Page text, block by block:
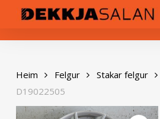
content
Heim Felgur Stakar felgur
D19022505